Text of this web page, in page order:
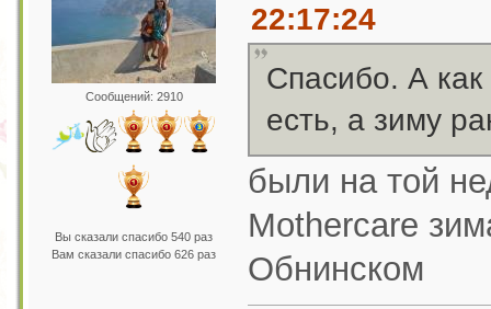
Сообщений: 2910
Вы сказали спасибо 540 раз
Вам сказали спасибо 626 раз
22:17:24
Спасибо. А как
есть, а зиму
были на той
Mothercare
Обнинском